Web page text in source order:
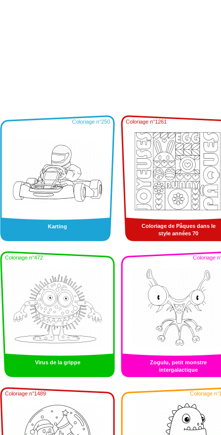
Coloriage n°250
Karting
Coloriage n°1261
Coloriage de Pâques dans le
style années 70
Coloriage n°472
Virus de la grippe
Coloriage
Zogulu, petit monstre
intergalactique
Coloriage n°1489 Coloriage